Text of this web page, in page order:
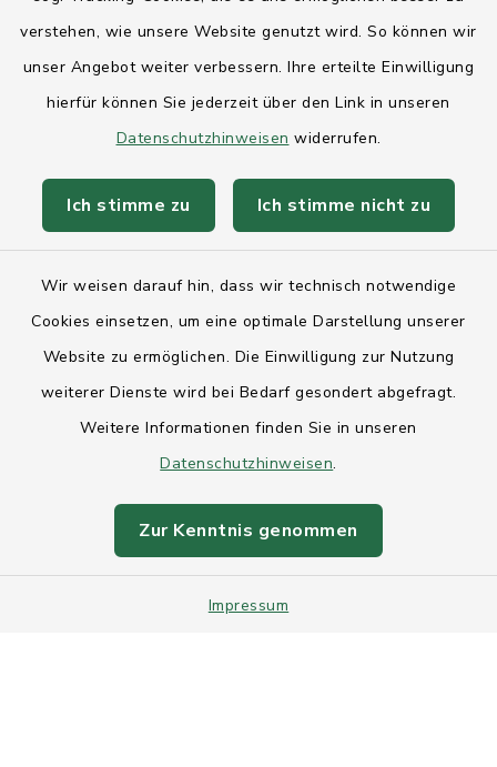
verstehen, wie unsere Website genutzt wird. So können wir
unser Angebot weiter verbessern. Ihre erteilte Einwilligung
hierfür können Sie jederzeit über den Link in unseren
Datenschutzhinweisen widerrufen.
Ich stimme zu Ich stimme nicht zu
Wir weisen darauf hin, dass wir technisch notwendige
Cookies einsetzen, um eine optimale Darstellung unserer
Website zu ermöglichen. Die Einwilligung zur Nutzung
weiterer Dienste wird bei Bedarf gesondert abgefragt.
Weitere Informationen finden Sie in unseren
Datenschutzhinweisen.
Zur Kenntnis genommen
Impressum
AktivRegion Mittelholstein
Anfahrt
Datenschutz
Sitemap
Intranet